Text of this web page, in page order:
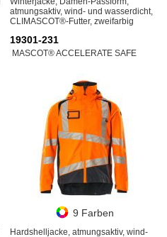
atmungsaktiv, wind- und wasserdicht,
CLIMASCOT®-Futter, zweifarbig
19301-231
MASCOT® ACCELERATE SAFE
9 Farben
Hardshelljacke, atmungsaktiv, wind-